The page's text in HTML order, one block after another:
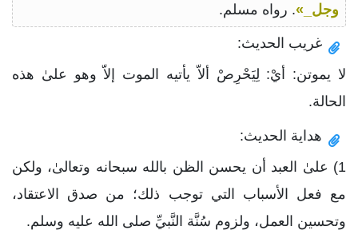
وجل_». رواه مسلم.
غريب الحديث:
لا يموتن: أيْ: لِيَحْرِصْ ألاّ يأتيه الموت إلاّ وهو علىٰ هذه
الحالة.
هداية الحديث:
1) علىٰ العبد أن يحسن الظن بالله سبحانه وتعالىٰ، ولكن
مع فعل الأسباب التي توجب ذلك؛ من صدق الاعتقاد،
وتحسين العمل، ولزوم سُنَّة النَّبيِّ صلى الله عليه وسلم.